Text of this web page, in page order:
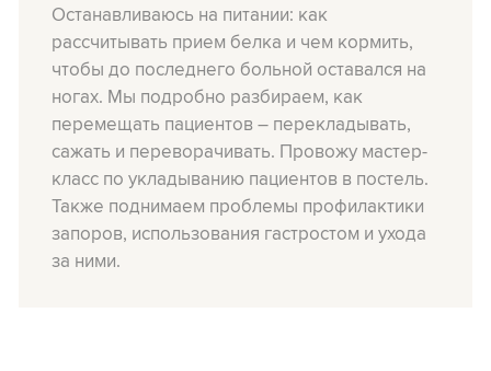
Останавливаюсь на питании: как
рассчитывать прием белка и чем кормить,
чтобы до последнего больной оставался на
ногах. Мы подробно разбираем, как
перемещать пациентов – перекладывать,
сажать и переворачивать. Провожу мастер-
класс по укладыванию пациентов в постель.
Также поднимаем проблемы профилактики
запоров, использования гастростом и ухода
за ними.